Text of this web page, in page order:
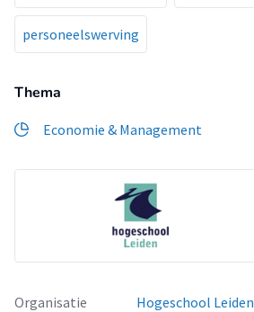
personeelswerving
Thema
Economie & Management
Organisatie
Hogeschool Leiden